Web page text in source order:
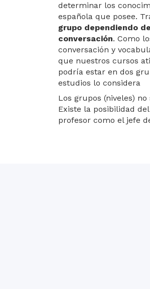
determinar los
española que posee.
grupo dependiendo
conversación. Como
conversación y
que nuestros cursos
podría estar en dos
estudios lo considera
Los grupos (niveles)
Existe la posibilidad
profesor como el jefe